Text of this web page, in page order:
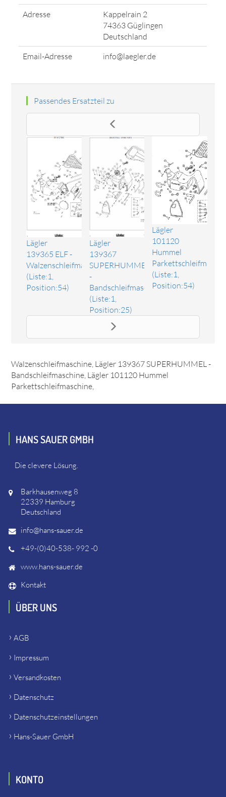
Adresse
Kappelrain 2
74363 Güglingen
Deutschland
Email-Adresse
info@laegler.de
Passendes Ersatzteil zu
Lägler
139365 ELF -
Walzenschleifmaschine
(Liste:1,
Position:54)
Lägler
139367
SUPERHUMMEL
-
Bandschleifmaschine
(Liste:1,
Position:25)
Lägler
101120
Hummel
(Liste:1,
Position:54)
Ersatzteil PVC-Schlauch fr Sturzbgel
Das Ersatzteil "PVC-Schlauch fr Sturzbgel" online bestellen.
Walzenschleifmaschine, Lägler 139367 SUPERHUMMEL -
Bandschleifmaschine, Lägler 101120 Hummel
Parkettschleifmaschine,
HANS SAUER GMBH
Die clevere Lösung.
Barkhausenweg 8
22339 Hamburg
Deutschland
info@hans-sauer.de
+49-(0)40-538- 992 -0
www.hans-sauer.de
Kontakt
ÜBER UNS
AGB
Impressum
Versandkosten
Datenschutz
Datenschutzeinstellungen
Hans-Sauer GmbH
KONTO